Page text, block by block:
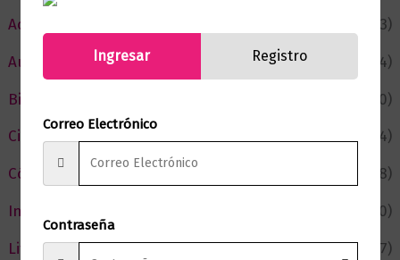
Actualidad
(53)
Autor del Mes
(4)
Bienestar
(230)
Ciencia y Conocimiento
(74)
Cómic y Fantasía
(88)
Infantil y Juvenil
(210)
Literatura
(367)
Ingresar Registro
Correo Electrónico
Contraseña